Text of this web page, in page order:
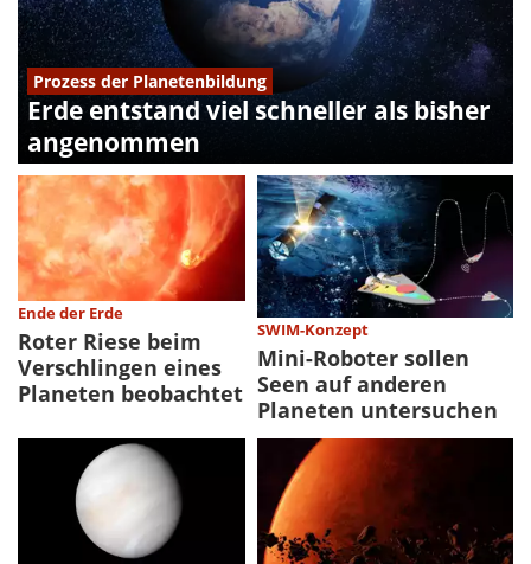
Prozess der Planetenbildung
Erde entstand viel schneller als bisher
angenommen
Ende der Erde
Roter Riese beim
Verschlingen eines
Planeten beobachtet
SWIM-Konzept
Mini-Roboter sollen
Seen auf anderen
Planeten untersuchen